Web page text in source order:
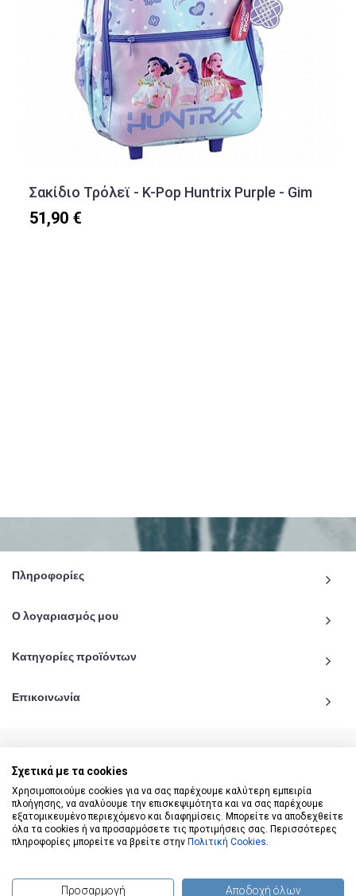
Σακίδιο Τρόλεϊ - K-Pop Huntrix Purple - Gim
51,90 €
Πληροφορίες
Ο λογαριασμός μου
Κατηγορίες προϊόντων
Επικοινωνία
© 2020 - 2026 katiginetai.gr All Rights Reserved.
Σχετικά με τα cookies
Χρησιμοποιούμε cookies για να σας παρέχουμε καλύτερη εμπειρία
πλοήγησης, να αναλύουμε την επισκεψιμότητα και να σας παρέχουμε
εξατομικευμένο περιεχόμενο και διαφημίσεις. Μπορείτε να αποδεχθείτε
όλα τα cookies ή να προσαρμόσετε τις προτιμήσεις σας. Περισσότερες
πληροφορίες μπορείτε να βρείτε στην Πολιτική Cookies.
Προσαρμογή Αποδοχή όλων